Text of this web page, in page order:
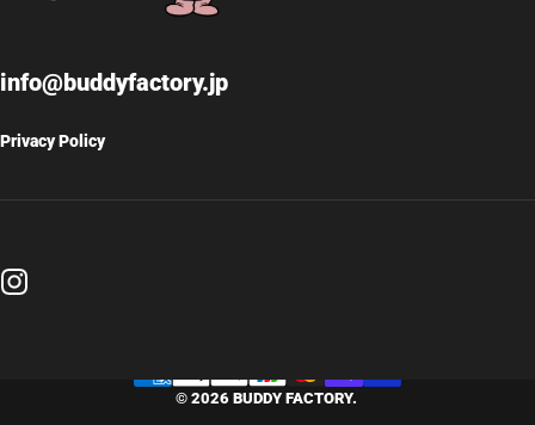
info@buddyfactory.jp
Privacy Policy
© 2026 BUDDY FACTORY.